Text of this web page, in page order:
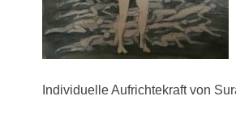
Individuelle Aufrichtekraft von